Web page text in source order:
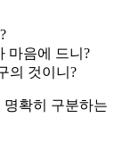
마음에 드니?
의 것이니?
확히 구분하는